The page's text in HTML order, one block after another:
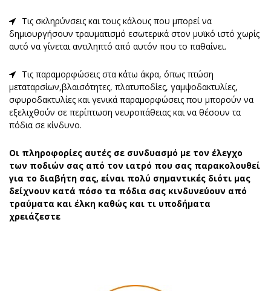
Τις σκληρύνσεις και τους κάλους που μπορεί να
δημιουργήσουν τραυματισμό εσωτερικά στον μυϊκό ιστό χωρίς
αυτό να γίνεται αντιληπτό από αυτόν που το παθαίνει.
Τις παραμορφώσεις στα κάτω άκρα, όπως πτώση
μεταταρσίων,βλαισότητες, πλατυποδίες, γαμψοδακτυλίες,
σφυροδακτυλίες και γενικά παραμορφώσεις που μπορούν να
εξελιχθούν σε περίπτωση νευροπάθειας και να θέσουν τα
πόδια σε κίνδυνο.
Οι πληροφορίες αυτές σε συνδυασμό με τον έλεγχο
των ποδιών σας από τον ιατρό που σας παρακολουθεί
για το διαβήτη σας, είναι πολύ σημαντικές διότι μας
δείχνουν κατά πόσο τα πόδια σας κινδυνεύουν από
τραύματα και έλκη καθώς και τι υποδήματα
χρειάζεστε